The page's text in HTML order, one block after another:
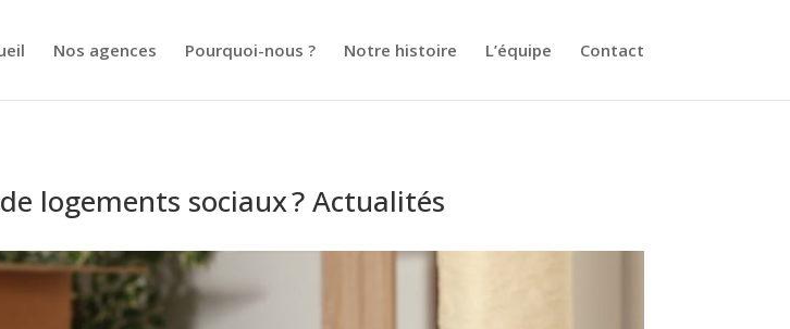
Nos agences Pourquoi-nous ? Notre histoire L’équipe Contact
logements sociaux ? Actualités